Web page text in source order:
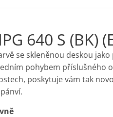
640 S (BK)
se skleněnou deskou
pohybem příslušného
poskytuje vám tak